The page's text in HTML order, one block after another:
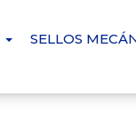
SELLOS